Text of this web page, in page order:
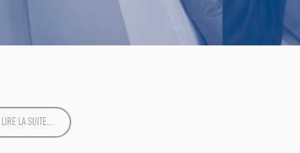
LIRE LA SUITE…